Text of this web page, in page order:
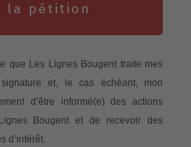
la pétition
que Les Lignes Bougent traite mes
et, le cas échéant, mon
d’être informé(e) des actions
Bougent et de recevoir des
d’intérêt.